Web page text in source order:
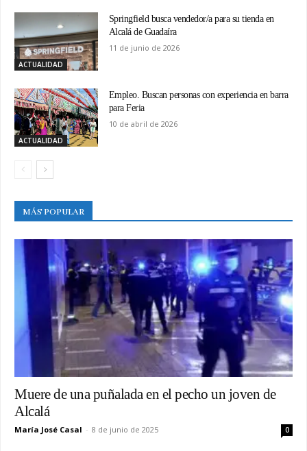
ACTUALIDAD
Springfield busca vendedor/a para su tienda en
Alcalá de Guadaíra
11 de junio de 2026
ACTUALIDAD
Empleo. Buscan personas con experiencia en barra
para Feria
10 de abril de 2026
MÁS POPULAR
Muere de una puñalada en el pecho un joven de
Alcalá
María José Casal - 8 de junio de 2025 0